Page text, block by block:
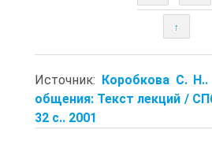
↑
Источник: Коробкова С.
общения: Текст лекций /
32 с.. 2001